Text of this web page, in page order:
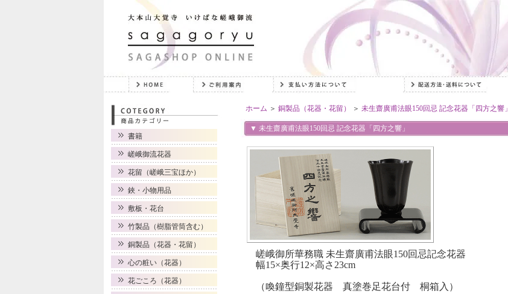
書籍
嵯峨御流花器
花留（嵯峨三宝ほか）
鋏・小物用品
敷板・花台
竹製品（樹脂管筒含む）
銅製品（花器・花留）
心の粧い（花器）
花ごころ（花器）
ホーム ＞ 銅製品（花器・花留） ＞ 未生齋廣甫法眼150回忌 記念花器「四方之響」
▼ 未生齋廣甫法眼150回忌 記念花器「四方之響」
嵯峨御所華務職 未生齋廣甫法眼150回忌記念花器
幅15×奥行12×高さ23cm
（喚鐘型銅製花器 真塗巻足花台付 桐箱入）